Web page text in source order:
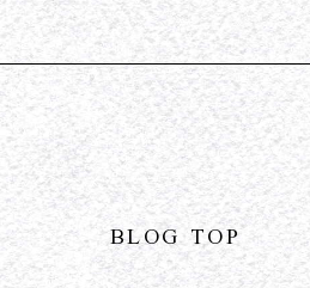
BLOG TOP